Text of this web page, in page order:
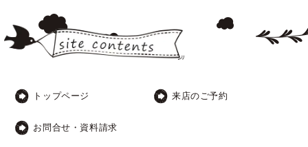
トップページ 来店のご予約
お問合せ・資料請求